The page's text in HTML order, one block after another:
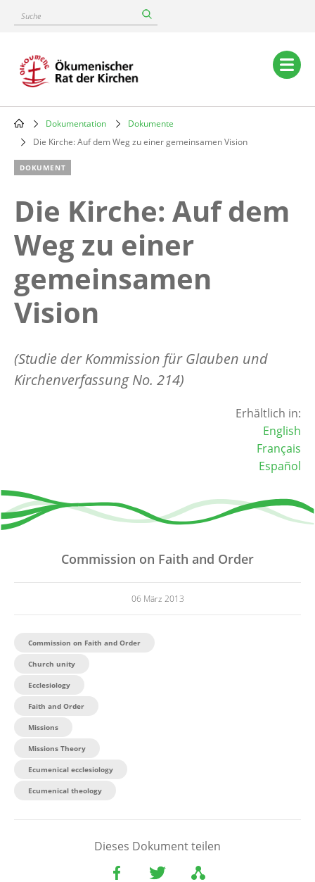
content
Suche
Main
navigation
Breadcrumb
Dokumentation
Dokumente
Die Kirche: Auf dem Weg zu einer gemeinsamen Vision
DOKUMENT
Die Kirche: Auf dem
Weg zu einer
gemeinsamen
Vision
(Studie der Kommission für Glauben und
Kirchenverfassung No. 214)
Erhältlich in:
English
Français
Español
Commission on Faith and Order
06 März 2013
Commission on Faith and Order
Church unity
Ecclesiology
Faith and Order
Missions
Missions Theory
Ecumenical ecclesiology
Ecumenical theology
Dieses Dokument teilen